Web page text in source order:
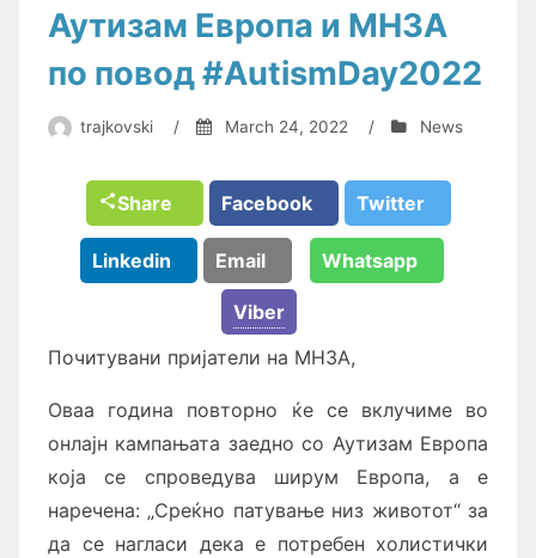
Аутизам Европа и МНЗА
по повод #AutismDay2022
trajkovski / March 24, 2022 / News
Share Facebook Twitter
Linkedin Email Whatsapp
Viber
Почитувани пријатели на МНЗА,
Оваа година повторно ќе се вклучиме во
онлајн кампањата заедно со Аутизам Европа
која се спроведува ширум Европа, а е
наречена: „Среќно патување низ животот“ за
да се нагласи дека е потребен холистички